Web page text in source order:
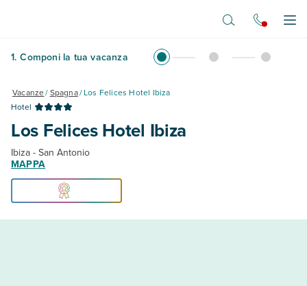
1. Componi la tua vacanza
Vacanze/Spagna/Los Felices Hotel Ibiza
Hotel
Los Felices Hotel Ibiza
Ibiza - San Antonio
MAPPA